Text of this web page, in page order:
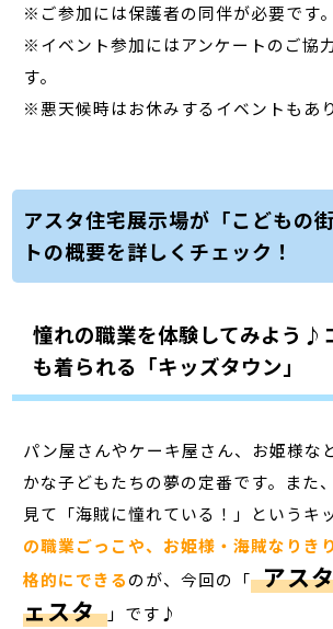
※ご参加には保護者の同伴が必要です。
※イベント参加にはアンケートのご協
す。
※悪天候時はお休みするイベントもあり
アスタ住宅展示場が「こどもの
トの概要を詳しくチェック！
憧れの職業を体験してみよう♪
も着られる「キッズタウン」
パン屋さんやケーキ屋さん、お姫様な
かな子どもたちの夢の定番です。また
見て「海賊に憧れている！」というキ
の職業ごっこや、お姫様・海賊なりき
格的にできるのが、今回の「 アス
ェスタ 」です♪